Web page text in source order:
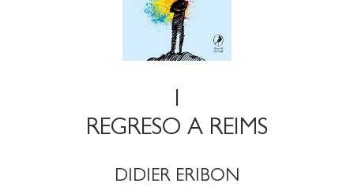
REGRESO A REIMS
DIDIER ERIBON